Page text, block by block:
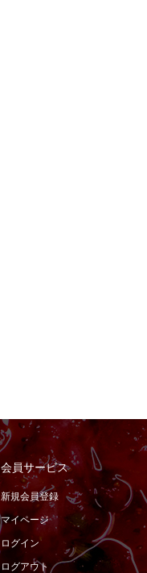
会員サービス
新規会員登録
マイページ
ログイン
ログアウト